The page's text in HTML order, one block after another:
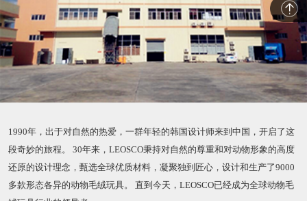
1990年，出于对自然的热爱，一群年轻的韩国设计师来到中国，开启了这
段奇妙的旅程。 30年来，LEOSCO秉持对自然的尊重和对动物形象的高度
还原的设计理念，甄选全球优质材料，凝聚独到匠心，设计和生产了9000
多款形态各异的动物毛绒玩具。 直到今天，LEOSCO已经成为全球动物毛